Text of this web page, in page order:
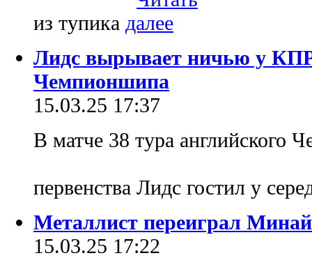
из тупика
Лидс вырывает ничью у КПР
Чемпионшипа
15.03.25 17:37
В матче 38 тура английского
первенства Лидс гостил у
Металлист переиграл
15.03.25 17:22